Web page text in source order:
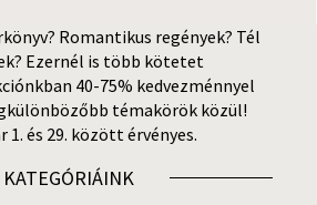
Romantikus regények? Tél
Ezernél is több kötetet
40-75% kedvezménnyel
témakörök közül!
és 29. között érvényes.
KATEGÓRIÁINK